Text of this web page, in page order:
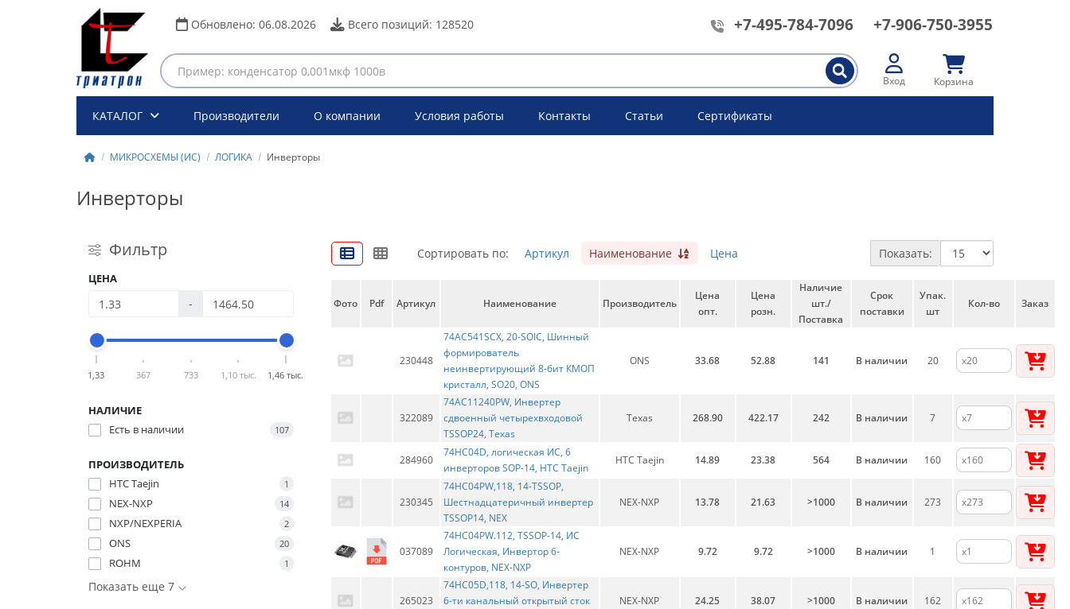
Обновлено: 06.08.2026 Всего позиций: 128520 +7-495-784-7096 +7-906-750-3955
Вход Корзина
КАТАЛОГ Производители О компании Условия работы Контакты Статьи Сертификаты
МИКРОСХЕМЫ (ИС) ЛОГИКА Инверторы
Инверторы
Фильтр
ЦЕНА
-
1,33 367 733 1,10 тыс. 1,46 тыс.
НАЛИЧИЕ
Есть в наличии
107
ПРОИЗВОДИТЕЛЬ
HTC Taejin
1
NEX-NXP 14
NXP/NEXPERIA 2
ONS 20
ROHM 1
Показать еще 7
Сортировать по: Артикул Наименование Цена Показать:
Фото Pdf Артикул Наименование Производитель
Цена
опт.
Цена
розн.
Наличие
шт./
Поставка
Срок
поставки
Упак.
шт
Кол-во Заказ
230448
74AC541SCX, 20-SOIC, Шинный
формирователь
неинвертирующий 8-бит КМОП
кристалл, SO20, ONS
ONS 33.68 52.88 141 В наличии 20
322089
74AC11240PW, Инвертер
сдвоенный четырехвходовой
TSSOP24, Texas
Texas 268.90 422.17 242 В наличии 7
284960
74HC04D, логическая ИС, 6
инверторов SOP-14, HTC Taejin
HTC Taejin 14.89 23.38 564 В наличии 160
230345
74HC04PW,118, 14-TSSOP,
Шестнадцатеричный инвертер
TSSOP14, NEX
NEX-NXP 13.78 21.63 >1000 В наличии 273
037089
74HC04PW.112, TSSOP-14, ИС
Логическая, Инвертор 6-
контуров, NEX-NXP
NEX-NXP 9.72 9.72 >1000 В наличии 1
265023
74HC05D,118, 14-SO, Инвертер
6-ти канальный открытый сток
NEX-NXP 24.25 38.07 >1000 В наличии 162